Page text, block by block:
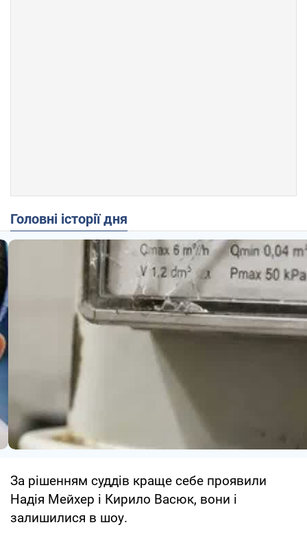
Головні історії дня
За рішенням суддів краще себе проявили
Надія Мейхер і Кирило Васюк, вони і
залишилися в шоу.